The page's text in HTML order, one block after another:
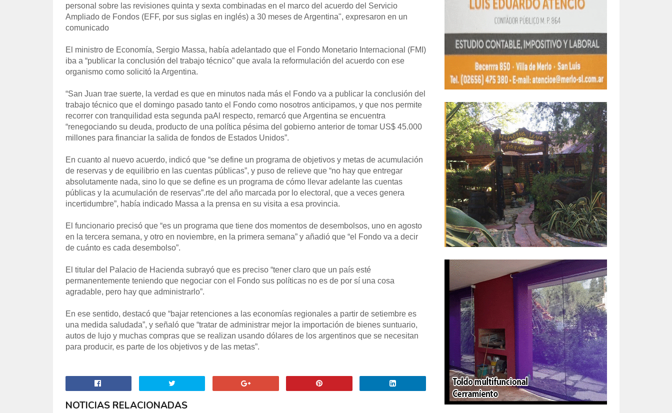
personal sobre las revisiones quinta y sexta combinadas en el marco del acuerdo del Servicio
Ampliado de Fondos (EFF, por sus siglas en inglés) a 30 meses de Argentina", expresaron en un
comunicado
El ministro de Economía, Sergio Massa, había adelantado que el Fondo Monetario Internacional (FMI)
iba a “publicar la conclusión del trabajo técnico” que avala la reformulación del acuerdo con ese
organismo como solicitó la Argentina.
“San Juan trae suerte, la verdad es que en minutos nada más el Fondo va a publicar la conclusión del
trabajo técnico que el domingo pasado tanto el Fondo como nosotros anticipamos, y que nos permite
recorrer con tranquilidad esta segunda paAl respecto, remarcó que Argentina se encuentra
“renegociando su deuda, producto de una política pésima del gobierno anterior de tomar US$ 45.000
millones para financiar la salida de fondos de Estados Unidos”.
En cuanto al nuevo acuerdo, indicó que “se define un programa de objetivos y metas de acumulación
de reservas y de equilibrio en las cuentas públicas”, y puso de relieve que “no hay que entregar
absolutamente nada, sino lo que se define es un programa de cómo llevar adelante las cuentas
públicas y la acumulación de reservas”.rte del año marcada por lo electoral, que a veces genera
incertidumbre”, había indicado Massa a la prensa en su visita a esa provincia.
El funcionario precisó que “es un programa que tiene dos momentos de desembolsos, uno en agosto
en la tercera semana, y otro en noviembre, en la primera semana” y añadió que “el Fondo va a decir
de cuánto es cada desembolso”.
El titular del Palacio de Hacienda subrayó que es preciso “tener claro que un país esté
permanentemente teniendo que negociar con el Fondo sus políticas no es de por sí una cosa
agradable, pero hay que administrarlo”.
En ese sentido, destacó que “bajar retenciones a las economías regionales a partir de setiembre es
una medida saludada”, y señaló que “tratar de administrar mejor la importación de bienes suntuario,
autos de lujo y muchas compras que se realizan usando dólares de los argentinos que se necesitan
para producir, es parte de los objetivos y de las metas”.
NOTICIAS RELACIONADAS